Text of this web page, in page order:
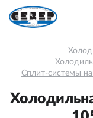
Сплит-системы